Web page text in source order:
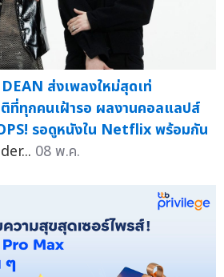
ส่งเพลงใหม่สุดเท่
ทุกคนเฝ้ารอ ผลงานคอลแลปส์
รอดูหนังใน Netflix พร้อมกัน
08 พ.ค.